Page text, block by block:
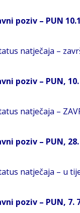
poziv – PUN
natječaja –
poziv – PUN,
natječaja –
poziv – PUN,
natječaja – u
poziv – PUN, 7.